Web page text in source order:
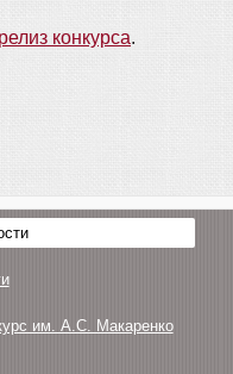
релиз конкурса.
им. А.С. Макаренко